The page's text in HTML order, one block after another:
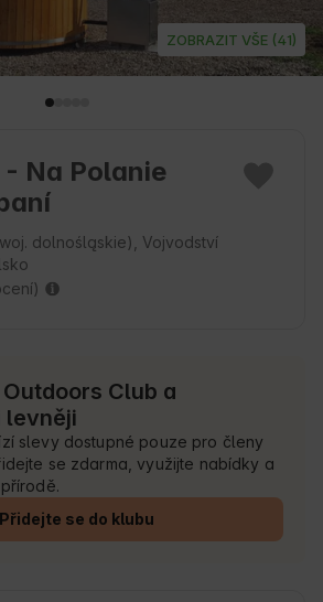
ZOBRAZIT VŠE (41)
Na Polanie
dolnośląskie), Vojvodství
Club a
levněji
slevy dostupné pouze pro členy
se zdarma, využijte nabídky a
Přidejte se do klubu